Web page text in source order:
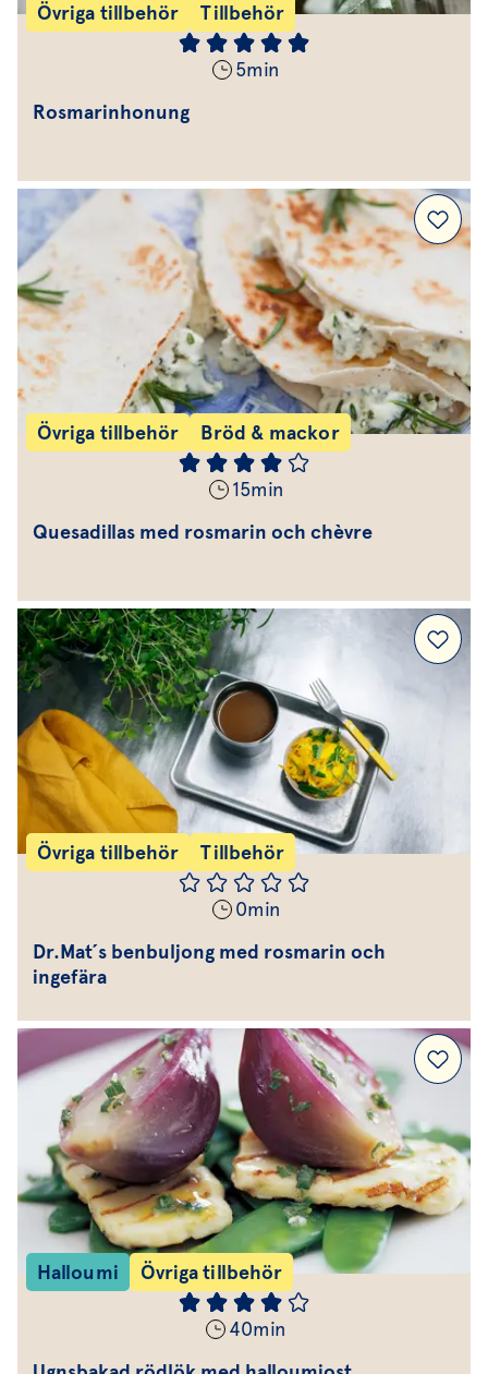
Övriga tillbehör Tillbehör
5min
Rosmarinhonung
Övriga tillbehör Bröd & mackor
15min
Quesadillas med rosmarin och chèvre
Övriga tillbehör Tillbehör
0min
Dr.Mat´s benbuljong med rosmarin och
ingefära
Halloumi Övriga tillbehör
40min